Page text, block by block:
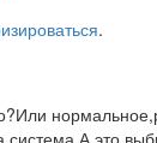
.
система.А это